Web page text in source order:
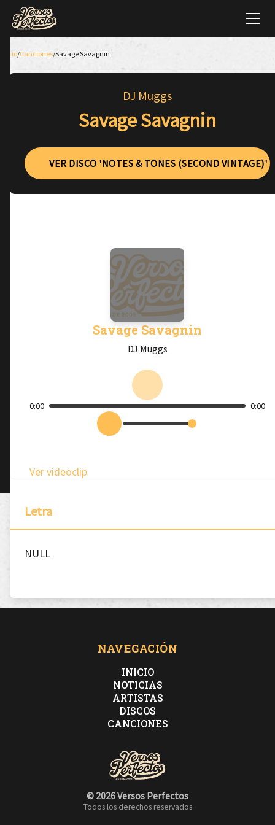
Inicio/Canciones/Savage Savagnin
DJ Muggs
Savage Savagnin
VER DISCO 'NOTES & TONES (SECOND VINTAGE)'
Savage Savagnin
DJ Muggs
0:00 0:00
Ver videoclip
Letra
NULL
NAVEGACIÓN
INICIO
NOTICIAS
ARTISTAS
DISCOS
CANCIONES
© 2026 Versos Perfectos
Todos los derechos reservados